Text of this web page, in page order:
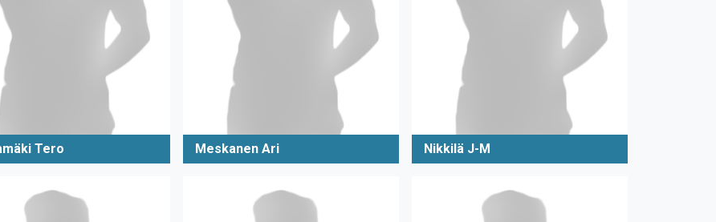
Tero Meskanen Ari Nikkilä J-M